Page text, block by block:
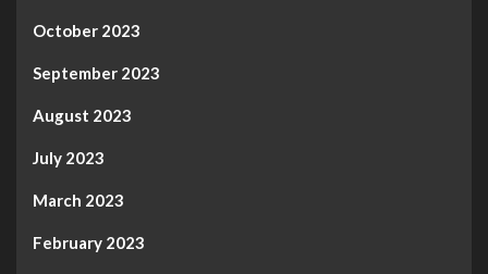
October 2023
September 2023
August 2023
July 2023
March 2023
February 2023